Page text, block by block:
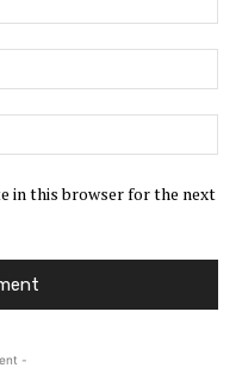
in this browser for the next
-